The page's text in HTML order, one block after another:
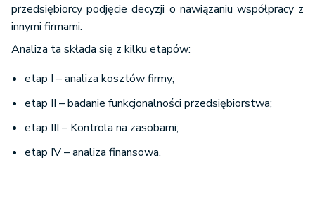
przedsiębiorcy podjęcie decyzji o nawiązaniu współpracy z
innymi firmami.
Analiza ta składa się z kilku etapów:
etap I – analiza kosztów firmy;
etap II – badanie funkcjonalności przedsiębiorstwa;
etap III – Kontrola na zasobami;
etap IV – analiza finansowa.